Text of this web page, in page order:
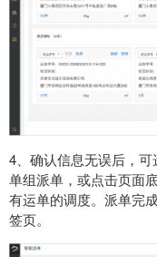
4、确认信息无误后，
单组派单，或点击页面
有运单的调度。派单完
签页。